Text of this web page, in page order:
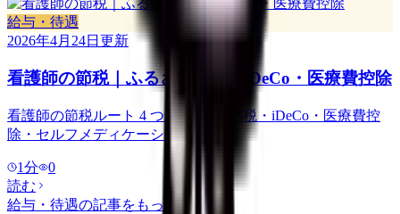
給与・待遇
2026年4月24日 更新
看護師の節税｜ふるさと納税・iDeCo・医療費控除
看護師の節税ルート 4 つ. ふるさと納税・iDeCo・医療費控
除・セルフメディケーション.
1分
0
読む
給与・待遇の記事をもっと見る